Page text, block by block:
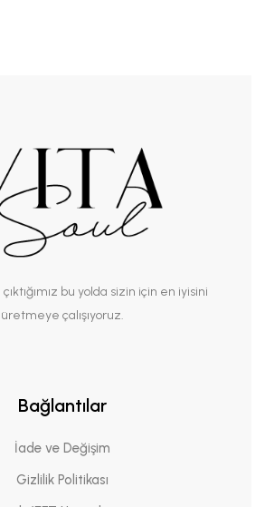
bu yolda sizin için en iyisini
üretmeye çalışıyoruz.
Bağlantılar
İade ve Değişim
Gizlilik Politikası